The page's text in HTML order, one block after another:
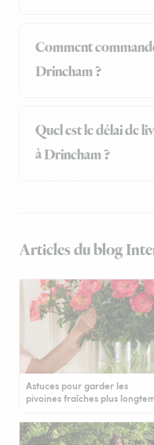
Comment
Drincham ?
Quel est le délai de
à Drincham ?
Articles du blog
Astuces pour garder les
pivoines fraîches plus